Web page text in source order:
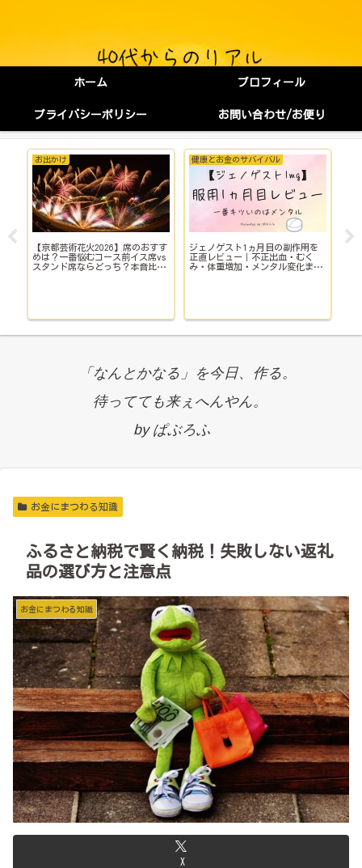
ホーム プロフィール
プライバシーポリシー お問い合わせ/お便り
お出かけ
【京都芸術花火2026】席のおすす
めは？一番悩むコース前イス席vs
スタンド席ならどっち？本音比
健康とお金のサバイバル
ジェノゲスト1ヵ月目の副作用を
正直レビュー｜不正出血・むく
み・体重増加・メンタル変化まで
「なんとかなる」を今日、作る。
待ってても来ぇへんやん。
by ぱぶろふ
お金にまつわる知識
ふるさと納税で賢く納税！失敗しない返礼
品の選び方と注意点
お金にまつわる知識
X